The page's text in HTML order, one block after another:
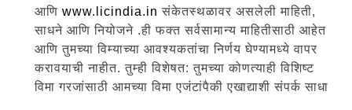
आणि www.licindia.in संकेतस्थळावर असलेली माहिती,
साधने आणि नियोजने .ही फक्त सर्वसामान्य माहितीसाठी आहेत
आणि तुमच्या विम्याच्या आवश्यकतांचा निर्णय घेण्यामध्ये वापर
करावयाची नाहीत. तुम्ही विशेषत: तुमच्या कोणत्याही विशिष्ट
विमा गरजांसाठी आमच्या विमा एजंटांपैकी एखाद्याशी संपर्क साधा